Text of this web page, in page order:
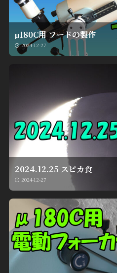
μ180C用 フードの製作
2024-12-27
2024.12.25 スピカ食
2024-12-27